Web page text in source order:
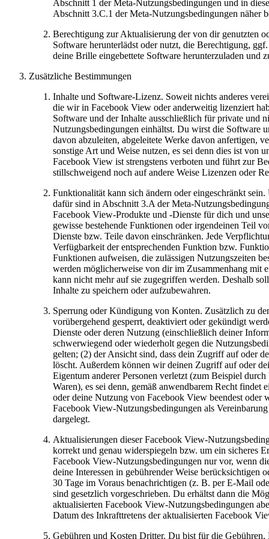
Abschnitt 1 der Meta-Nutzungsbedingungen und in
Abschnitt 3.C.1 der Meta-Nutzungsbedingungen näher
Berechtigung zur Aktualisierung der von dir genutzten
Software herunterlädst oder nutzt, die Berechtigung,
deine Brille eingebettete Software herunterzuladen
Zusätzliche Bestimmungen
Inhalte und Software-Lizenz. Soweit nichts anderes
die wir in Facebook View oder anderweitig lizenziert
Software und der Inhalte ausschließlich für private und
Nutzungsbedingungen einhältst. Du wirst die Software
davon abzuleiten, abgeleitete Werke davon anfertigen,
sonstige Art und Weise nutzen, es sei denn dies ist von
Facebook View ist strengstens verboten und führt zur
stillschweigend noch auf andere Weise Lizenzen oder
Funktionalität kann sich ändern oder eingeschränkt sein.
dafür sind in Abschnitt 3.A der Meta-
Facebook View-Produkte und -Dienste für dich und
gewisse bestehende Funktionen oder irgendeinen Teil
Dienste bzw. Teile davon einschränken. Jede
Verfügbarkeit der entsprechenden Funktion bzw.
Funktionen aufweisen, die zulässigen Nutzungszeiten
werden möglicherweise von dir im Zusammenhang mit
kann nicht mehr auf sie zugegriffen werden. Deshalb
Inhalte zu speichern oder aufzubewahren.
Sperrung oder Kündigung von Konten. Zusätzlich zu
vorübergehend gesperrt, deaktiviert oder gekündigt
Dienste oder deren Nutzung (einschließlich deiner
schwerwiegend oder wiederholt gegen die
gelten; (2) der Ansicht sind, dass dein Zugriff auf oder
löscht. Außerdem können wir deinen Zugriff auf oder
Eigentum anderer Personen verletzt (zum Beispiel
Waren), es sei denn, gemäß anwendbarem Recht
oder deine Nutzung von Facebook View beendest
Facebook View-Nutzungsbedingungen als
dargelegt.
Aktualisierungen dieser Facebook View-
korrekt und genau widerspiegeln bzw. um ein sicheres
Facebook View-Nutzungsbedingungen nur vor, wenn
deine Interessen in gebührender Weise
30 Tage im Voraus benachrichtigen (z. B. per E-Mail
sind gesetzlich vorgeschrieben. Du erhältst dann die
aktualisierten Facebook View-Nutzungsbedingungen
Datum des Inkrafttretens der aktualisierten Facebook
Gebühren und Kosten Dritter. Du bist für die Gebühren,